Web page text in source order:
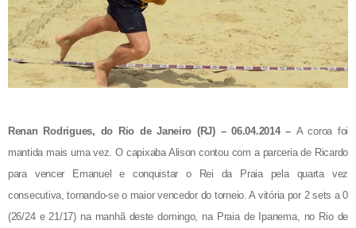
Renan Rodrigues, do Rio de Janeiro (RJ) – 06.04.2014 – A coroa foi
mantida mais uma vez. O capixaba Alison contou com a parceria de Ricardo
para vencer Emanuel e conquistar o Rei da Praia pela quarta vez
consecutiva, tornando-se o maior vencedor do torneio. A vitória por 2 sets a 0
(26/24 e 21/17) na manhã deste domingo, na Praia de Ipanema, no Rio de